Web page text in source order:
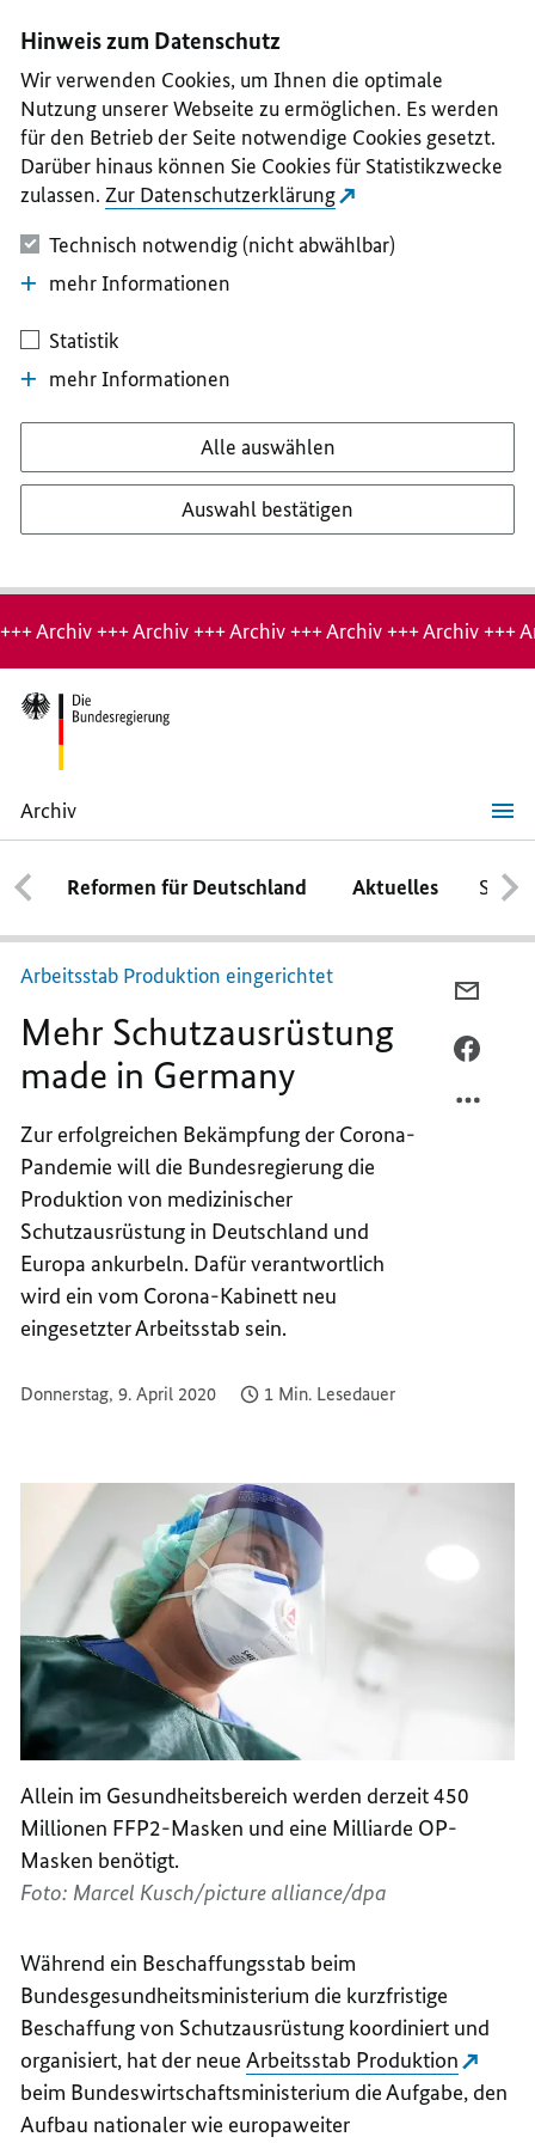
II
III
IV
V
Hinweis zum Datenschutz
Wir verwenden Cookies, um Ihnen die optimale
Nutzung unserer Webseite zu ermöglichen. Es werden
für den Betrieb der Seite notwendige Cookies gesetzt.
Darüber hinaus können Sie Cookies für Statistikzwecke
zulassen. Zur Datenschutzerklärung
Technisch notwendig (nicht abwählbar)
mehr Informationen
Statistik
mehr Informationen
Alle auswählen
Auswahl bestätigen
Hinweis:
Archiv-
Seite
+++ Archiv +++ Archiv +++ Archiv +++ Archiv +++ Archiv +++
Archiv
Mehr
Schutzausrüstung
made
in
Germany
Reformen für Deutschland Aktuelles
Arbeitsstab Produktion eingerichtet
Mehr Schutzausrüstung
made in Germany
Zur erfolgreichen Bekämpfung der Corona-
Pandemie will die Bundesregierung die
Produktion von medizinischer
Schutzausrüstung in Deutschland und
Europa ankurbeln. Dafür verantwortlich
wird ein vom Corona-Kabinett neu
eingesetzter Arbeitsstab sein.
Donnerstag, 9. April 2020 1 Min. Lesedauer
Allein im Gesundheitsbereich werden derzeit 450
Millionen FFP2-Masken und eine Milliarde OP-
Masken benötigt.
Foto: Marcel Kusch/picture alliance/dpa
Während ein Beschaffungsstab beim
Bundesgesundheitsministerium die kurzfristige
Beschaffung von Schutzausrüstung koordiniert und
organisiert, hat der neueArbeitsstab Produktion
beim Bundeswirtschaftsministerium die Aufgabe, den
Aufbau nationaler wie europaweiter